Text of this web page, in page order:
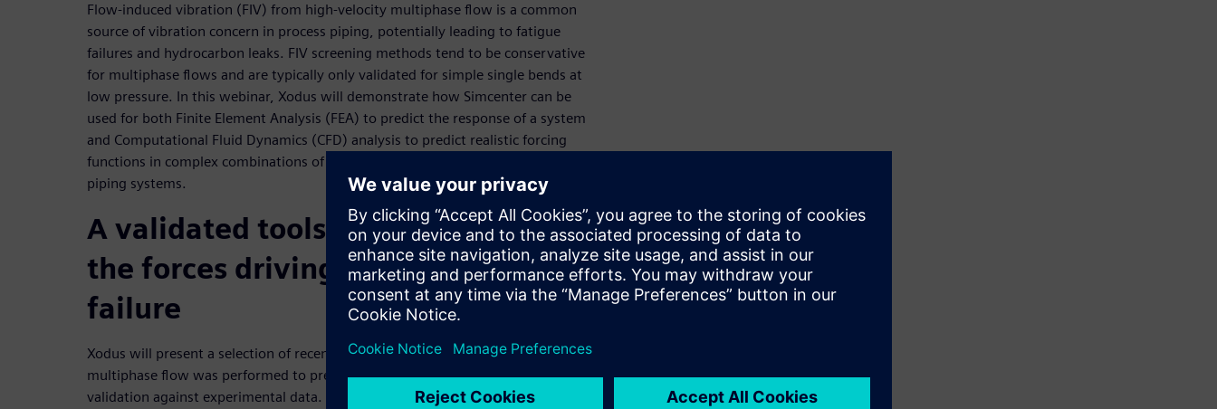
Flow-induced vibration (FIV) from high-velocity multiphase flow is a common
source of vibration concern in process piping, potentially leading to fatigue
failures and hydrocarbon leaks. FIV screening methods tend to be conservative
for multiphase flows and are typically only validated for simple single bends at
low pressure. In this webinar, Xodus will demonstrate how Simcenter can be
used for both Finite Element Analysis (FEA) to predict the response of a system
and Computational Fluid Dynamics (CFD) analysis to predict realistic forcing
functions in complex combinations of bends and tees typically seen in process
piping systems.
A validated toolset for predicting
the forces driving fatigue and
failure
Xodus will present a selection of recent case studies where CFD analysis of
multiphase flow was performed to predict the forces on pipe bends, including
validation against experimental data. In addition, examples of Fluid-Structure